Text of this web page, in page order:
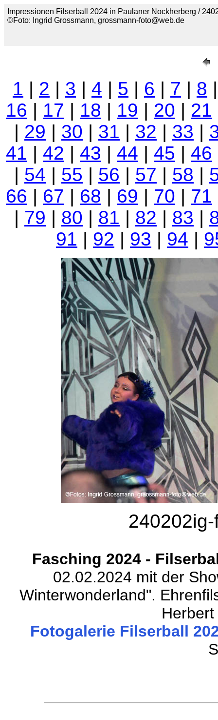
Impressionen Filserball 2024 in Paulaner Nockherberg /
©Foto: Ingrid Grossmann, grossmann-foto@web.de
1 | 2 | 3 | 4 | 5 | 6 | 7 | 8
16 | 17 | 18 | 19 | 20 | 21
| 29 | 30 | 31 | 32 | 33 |
41 | 42 | 43 | 44 | 45 | 46
| 54 | 55 | 56 | 57 | 58 |
66 | 67 | 68 | 69 | 70 | 71
| 79 | 80 | 81 | 82 | 83 |
91 | 92 | 93 | 94 |
Fasching 2024 -
02.02.2024 mit der
Winterwonderland".
Fotogalerie Filserball